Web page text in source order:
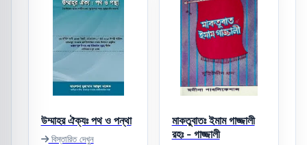
উম্মাহর ঐক্যঃ পথ ও পন্থা
বিস্তারিত দেখুন
মাকতুবাতঃ ইমাম গাজ্জালী
রহঃ - গাজ্জালী